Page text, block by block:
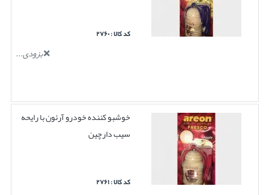
کد کالا : ۲۷۶۰
بزودی...
خوشبو کننده خودرو آرئون با رایحه
سیب دارچین
کد کالا : ۲۷۶۱